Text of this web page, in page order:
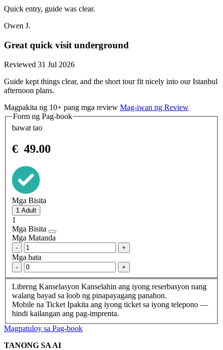
Quick entry, guide was clear.
Owen J.
Great quick visit underground
Reviewed 31 Jul 2026
Guide kept things clear, and the short tour fit nicely into our Istanbul
afternoon plans.
Magpakita ng 10+ pang mga review Mag-iwan ng Review
Form ng Pag-book
bawat tao
€ 49.00
Mga Bisita
1
Mga Bisita
Mga Matanda
- +
Mga bata
- +
Libreng Kanselasyon Kanselahin ang iyong reserbasyon nang
walang bayad sa loob ng pinapayagang panahon.
Mobile na Ticket Ipakita ang iyong ticket sa iyong telepono —
hindi kailangan ang pag-imprenta.
Magpatuloy sa Pag-book
TANONG SA AI